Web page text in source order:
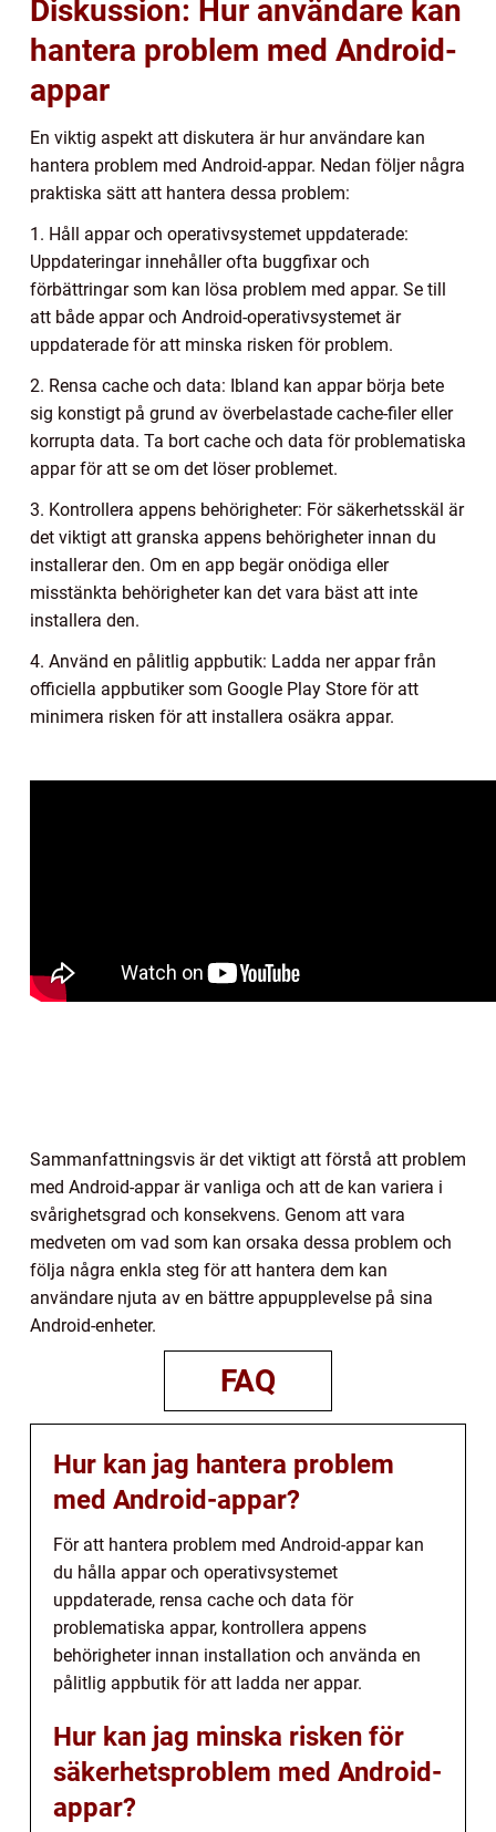
Diskussion: Hur användare kan
hantera problem med Android-
appar
En viktig aspekt att diskutera är hur användare kan
hantera problem med Android-appar. Nedan följer några
praktiska sätt att hantera dessa problem:
1. Håll appar och operativsystemet uppdaterade:
Uppdateringar innehåller ofta buggfixar och
förbättringar som kan lösa problem med appar. Se till
att både appar och Android-operativsystemet är
uppdaterade för att minska risken för problem.
2. Rensa cache och data: Ibland kan appar börja bete
sig konstigt på grund av överbelastade cache-filer eller
korrupta data. Ta bort cache och data för problematiska
appar för att se om det löser problemet.
3. Kontrollera appens behörigheter: För säkerhetsskäl är
det viktigt att granska appens behörigheter innan du
installerar den. Om en app begär onödiga eller
misstänkta behörigheter kan det vara bäst att inte
installera den.
4. Använd en pålitlig appbutik: Ladda ner appar från
officiella appbutiker som Google Play Store för att
minimera risken för att installera osäkra appar.
Sammanfattningsvis är det viktigt att förstå att problem
med Android-appar är vanliga och att de kan variera i
svårighetsgrad och konsekvens. Genom att vara
medveten om vad som kan orsaka dessa problem och
följa några enkla steg för att hantera dem kan
användare njuta av en bättre appupplevelse på sina
Android-enheter.
FAQ
Hur kan jag hantera problem
med Android-appar?
För att hantera problem med Android-appar kan
du hålla appar och operativsystemet
uppdaterade, rensa cache och data för
problematiska appar, kontrollera appens
behörigheter innan installation och använda en
pålitlig appbutik för att ladda ner appar.
Hur kan jag minska risken för
säkerhetsproblem med Android-
appar?